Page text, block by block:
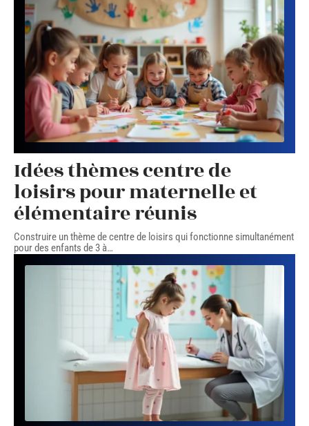
Idées thèmes centre de
loisirs pour maternelle et
élémentaire réunis
Construire un thème de centre de loisirs qui fonctionne simultanément
pour des enfants de 3 à…